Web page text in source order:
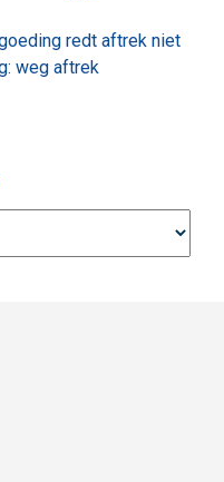
redt aftrek niet
weg aftrek